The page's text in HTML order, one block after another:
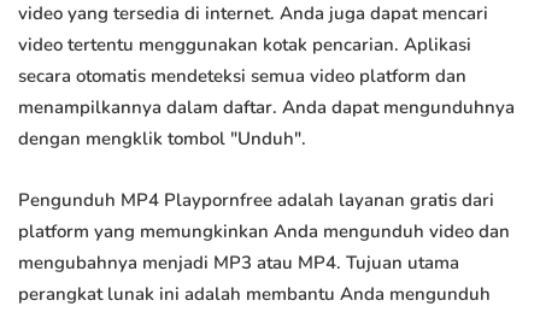
video yang tersedia di internet. Anda juga dapat mencari
video tertentu menggunakan kotak pencarian. Aplikasi
secara otomatis mendeteksi semua video platform dan
menampilkannya dalam daftar. Anda dapat mengunduhnya
dengan mengklik tombol "Unduh".
Pengunduh MP4 Playpornfree adalah layanan gratis dari
platform yang memungkinkan Anda mengunduh video dan
mengubahnya menjadi MP3 atau MP4. Tujuan utama
perangkat lunak ini adalah membantu Anda mengunduh